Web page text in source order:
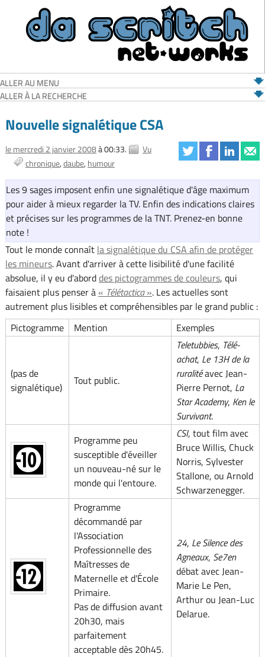
ALLER AU MENU
ALLER À LA RECHERCHE
Nouvelle signalétique CSA
le mercredi 2 janvier 2008à 00:33.
Vu
chronique daube humour
Les 9 sages imposent enfin une signalétique d'âge maximum
pour aider à mieux regarder la TV. Enfin des indications claires
et précises sur les programmes de la TNT. Prenez-en bonne
note !
Tout le monde connaît la signalétique du CSA afin de protéger
les mineurs. Avant d'arriver à cette lisibilité d'une facilité
absolue, il y eu d'aborddes pictogrammes de couleurs, qui
faisaient plus penser à« Télétactica». Les actuelles sont
autrement plus lisibles et compréhensibles par le grand public :
Pictogramme
Mention Exemples
(pas de
signalétique)
Tout public.
Teletubbies, Télé-
achat, Le 13H de la
ruralitéavec Jean-
Pierre Pernot, La
Star Academy, Ken le
Survivant.
Programme peu
susceptible d'éveiller
un nouveau-né sur le
monde qui l'entoure.
CSI, tout film avec
Bruce Willis, Chuck
Norris, Sylvester
Stallone, ou Arnold
Schwarzenegger.
Programme
décommandé par
l'Association
Professionnelle des
Maîtresses de
Maternelle et d'École
Primaire.
Pas de diffusion avant
20h30, mais
parfaitement
acceptable dès 20h45.
24, Le Silence des
Agneaux, Se7en
débat avec Jean-
Marie Le Pen,
Arthur ou Jean-Luc
Delarue.